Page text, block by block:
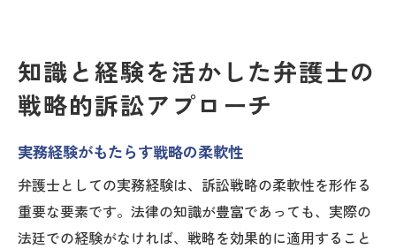
知識と経験を活かした弁護士の
戦略的訴訟アプローチ
実務経験がもたらす戦略の柔軟性
弁護士としての実務経験は、訴訟戦略の柔軟性を形作る
重要な要素です。法律の知識が豊富であっても、実際の
法廷での経験がなければ、戦略を効果的に適用すること